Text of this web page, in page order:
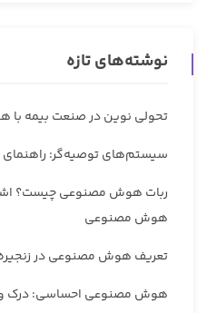
نوشته‌های تازه
تحولی نوین در صنعت بیمه
سیستم‌های توصیه‌گر: راهنمای
ربات هوش مصنوعی چیست؟
هوش مصنوعی
تعریف هوش مصنوعی در
هوش مصنوعی احساسی: درک و